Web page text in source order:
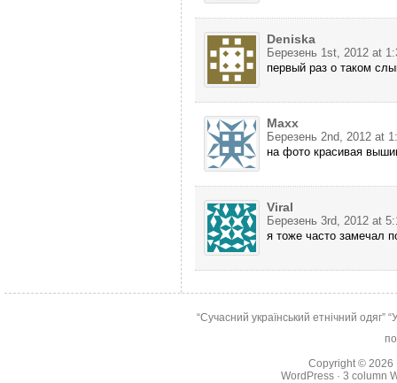
Deniska
Березень 1st, 2012 at
первый раз о таком
Maxx
Березень 2nd, 2012 at
на фото красивая
Viral
Березень 3rd, 2012 at
я тоже часто замечал
“Сучасний український етнічний одяг”
Copyright © 2026
WordPress ·3 column